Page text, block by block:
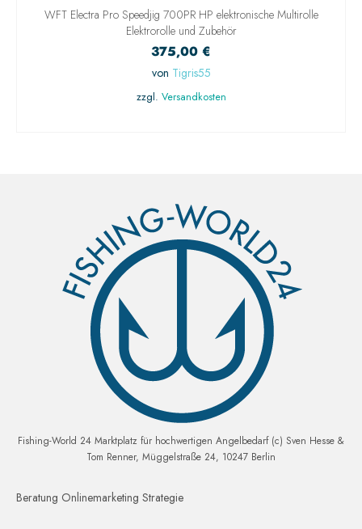
WFT Electra Pro Speedjig 700PR HP elektronische Multirolle
Elektrorolle und Zubehör
375,00 €
von Tigris55
zzgl. Versandkosten
Fishing-World 24 Marktplatz für hochwertigen Angelbedarf (c) Sven Hesse &
Tom Renner, Müggelstraße 24, 10247 Berlin
Beratung Onlinemarketing Strategie